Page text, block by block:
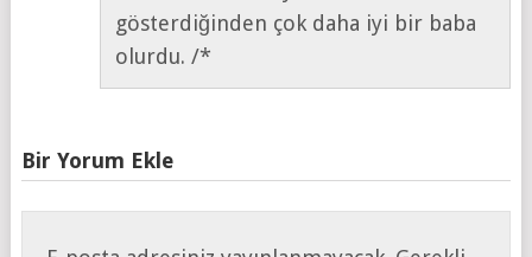
gösterdiğinden çok daha iyi bir baba
olurdu. /*
Bir Yorum Ekle